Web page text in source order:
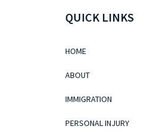
QUICK LINKS
HOME
ABOUT
IMMIGRATION
PERSONAL INJURY